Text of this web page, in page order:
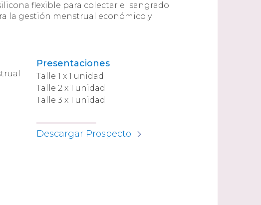
flexible para colectar el sangrado
la gestión menstrual económico y
Presentaciones
Talle 1 x 1 unidad
Talle 2 x 1 unidad
Talle 3 x 1 unidad
Descargar Prospecto